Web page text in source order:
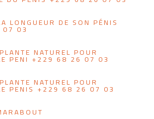
LONGUEUR DE SON PÉNIS
03
NATUREL POUR
PENI +229 68 26 07 03
NATUREL POUR
PENIS +229 68 26 07 03